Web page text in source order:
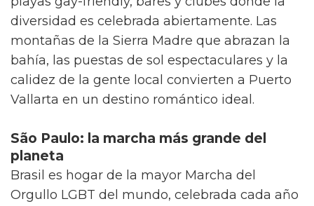
diversidad es celebrada abiertamente. Las
montañas de la Sierra Madre que abrazan la
bahía, las puestas de sol espectaculares y la
calidez de la gente local convierten a Puerto
Vallarta en un destino romántico ideal.
São Paulo: la marcha más grande del
planeta
Brasil es hogar de la mayor Marcha del
Orgullo LGBT del mundo, celebrada cada año